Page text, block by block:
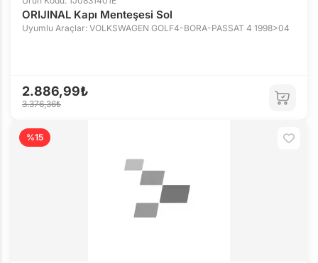
ORIJINAL Kapı Menteşesi Sol
Uyumlu Araçlar: VOLKSWAGEN GOLF4-BORA-PASSAT 4 1998>04
2.886,99₺
3.376,36₺
%15